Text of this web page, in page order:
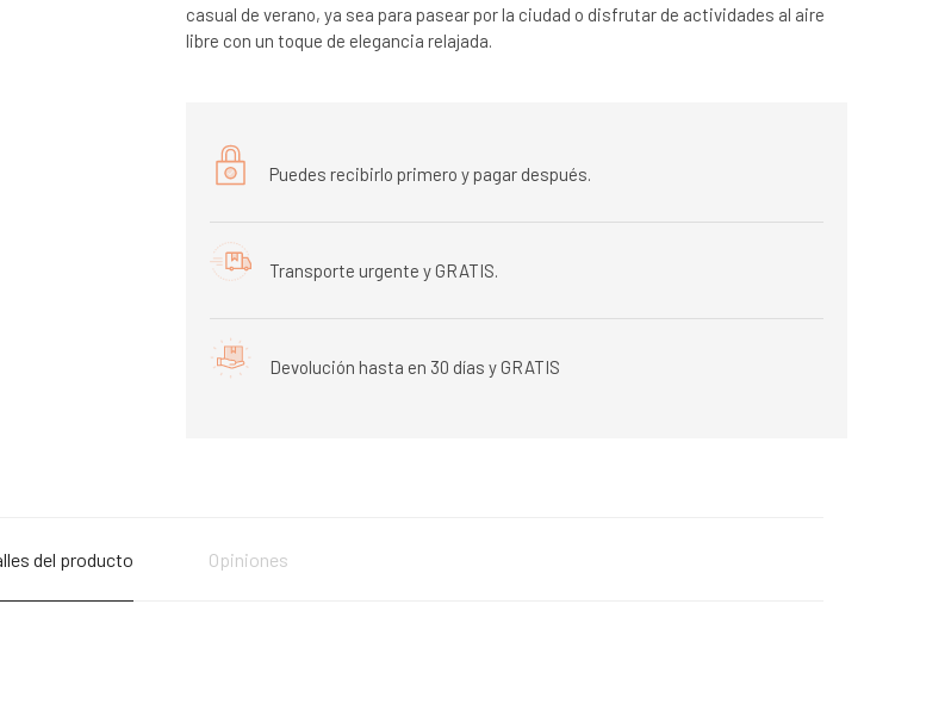
casual de verano, ya sea para pasear por la ciudad o disfrutar de actividades al aire
libre con un toque de elegancia relajada.
Puedes recibirlo primero y pagar después.
Transporte urgente y GRATIS.
Devolución hasta en 30 días y GRATIS
del producto Opiniones